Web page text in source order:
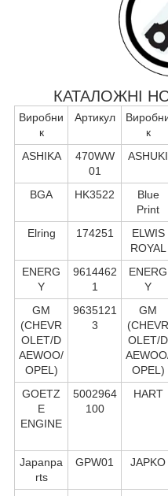
КАТАЛОЖНІ
Виробни
к
Артикул
к
ASHIKA
470WW
01
ASHUKI
BGA HK3522
Blue
Print
Elring 174251
ELWIS
ROYAL
ENERG
Y
9614462
1
ENERG
Y
GM
(CHEVR
OLET/D
AEWOO/
OPEL)
9635121
3
GM
(CHEVR
OLET/D
OPEL)
GOETZ
E
ENGINE
5002964
100
HART
Japanpa
rts
GPW01 JAPKO